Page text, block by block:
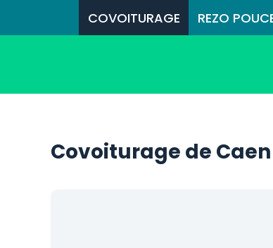
COVOITURAGE REZO
Covoiturage de